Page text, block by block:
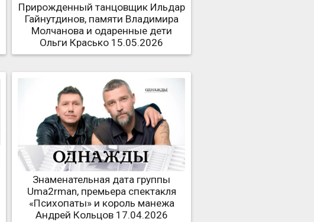
Прирожденный танцовщик Ильдар
Гайнутдинов, памяти Владимира
Молчанова и одаренные дети
Ольги Красько 15.05.2026
Знаменательная дата группы
Uma2rman, премьера спектакля
«Психопаты» и король манежа
Андрей Кольцов 17.04.2026